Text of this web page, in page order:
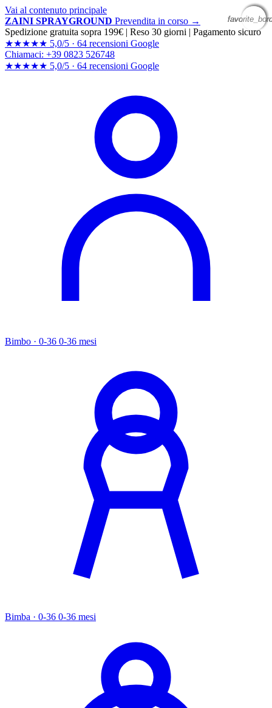
Vai al contenuto principale
ZAINI SPRAYGROUND Prevendita in corso →
Spedizione gratuita sopra 199€ | Reso 30 giorni | Pagamento sicuro
★★★★★ 5,0/5 · 64 recensioni Google
Chiamaci: +39 0823 526748
★★★★★ 5,0/5 · 64 recensioni Google
Bimbo · 0-36 0-36 mesi
Bimba · 0-36 0-36 mesi